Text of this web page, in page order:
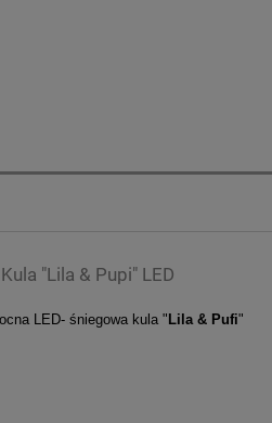
"Lila & Pupi" LED
LED- śniegowa kula " Lila & Pufi"